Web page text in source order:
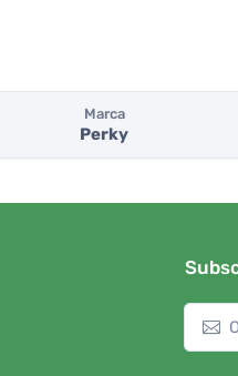
Marca
Perky